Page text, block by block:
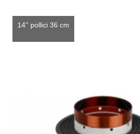
14'' pollici 36 cm